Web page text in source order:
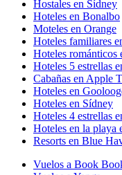
Hostales en Sídney
Hoteles en Bonalbo
Moteles en Orange
Hoteles familiares
Hoteles románticos
Hoteles 5 estrellas
Cabañas en Apple
Hoteles en
Hoteles en Sídney
Hoteles 4 estrellas
Hoteles en la playa
Resorts en Blue
Vuelos a Book